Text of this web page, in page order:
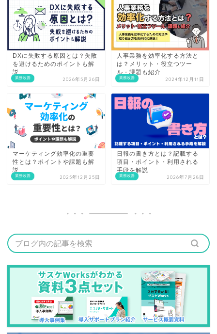
業務改善
DXに失敗する原因とは？失敗
を避けるためのポイントも解
説
2026年5月26日 業務改善
人事業務を効率化する方法と
は？メリット・役立つツー
ル・課題も紹介
2024年12月11日
業務改善
マーケティング効率化の重要
性とは？ポイントや課題も解
説
2025年12月25日 業務改善
日報の書き方とは？記載する
項目・ポイント・利用される
手段を解説
2026年7月28日